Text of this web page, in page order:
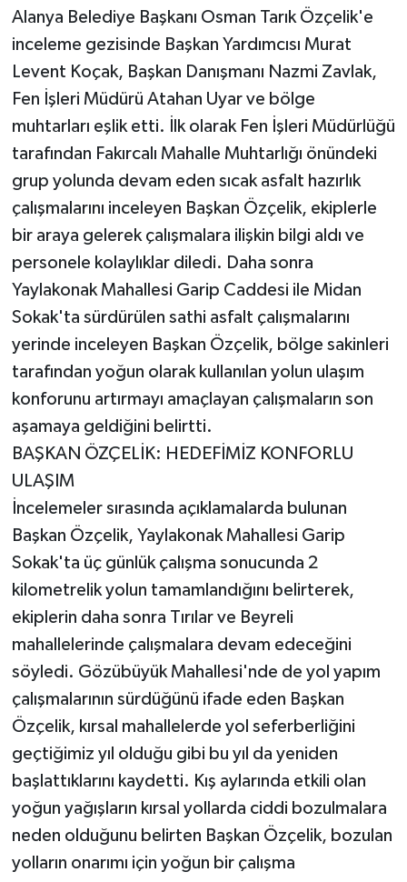
Alanya Belediye Başkanı Osman Tarık Özçelik'e
inceleme gezisinde Başkan Yardımcısı Murat
Levent Koçak, Başkan Danışmanı Nazmi Zavlak,
Fen İşleri Müdürü Atahan Uyar ve bölge
muhtarları eşlik etti. İlk olarak Fen İşleri Müdürlüğü
tarafından Fakırcalı Mahalle Muhtarlığı önündeki
grup yolunda devam eden sıcak asfalt hazırlık
çalışmalarını inceleyen Başkan Özçelik, ekiplerle
bir araya gelerek çalışmalara ilişkin bilgi aldı ve
personele kolaylıklar diledi. Daha sonra
Yaylakonak Mahallesi Garip Caddesi ile Midan
Sokak'ta sürdürülen sathi asfalt çalışmalarını
yerinde inceleyen Başkan Özçelik, bölge sakinleri
tarafından yoğun olarak kullanılan yolun ulaşım
konforunu artırmayı amaçlayan çalışmaların son
aşamaya geldiğini belirtti.
BAŞKAN ÖZÇELİK: HEDEFİMİZ KONFORLU
ULAŞIM
İncelemeler sırasında açıklamalarda bulunan
Başkan Özçelik, Yaylakonak Mahallesi Garip
Sokak'ta üç günlük çalışma sonucunda 2
kilometrelik yolun tamamlandığını belirterek,
ekiplerin daha sonra Tırılar ve Beyreli
mahallelerinde çalışmalara devam edeceğini
söyledi. Gözübüyük Mahallesi'nde de yol yapım
çalışmalarının sürdüğünü ifade eden Başkan
Özçelik, kırsal mahallelerde yol seferberliğini
geçtiğimiz yıl olduğu gibi bu yıl da yeniden
başlattıklarını kaydetti. Kış aylarında etkili olan
yoğun yağışların kırsal yollarda ciddi bozulmalara
neden olduğunu belirten Başkan Özçelik, bozulan
yolların onarımı için yoğun bir çalışma